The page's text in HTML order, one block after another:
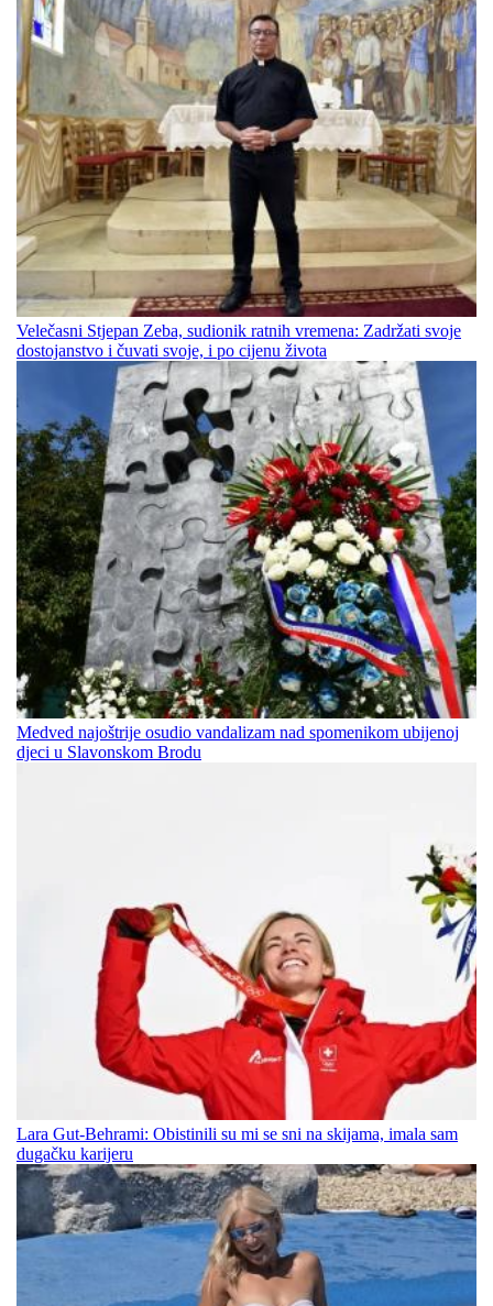
Velečasni Stjepan Zeba, sudionik ratnih vremena: Zadržati svoje
dostojanstvo i čuvati svoje, i po cijenu života
Medved najoštrije osudio vandalizam nad spomenikom ubijenoj
djeci u Slavonskom Brodu
Lara Gut-Behrami: Obistinili su mi se sni na skijama, imala sam
dugačku karijeru